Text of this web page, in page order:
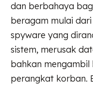
dan berbahaya
beragam mulai
spyware yang
sistem, merusak
bahkan mengambil
perangkat korban.